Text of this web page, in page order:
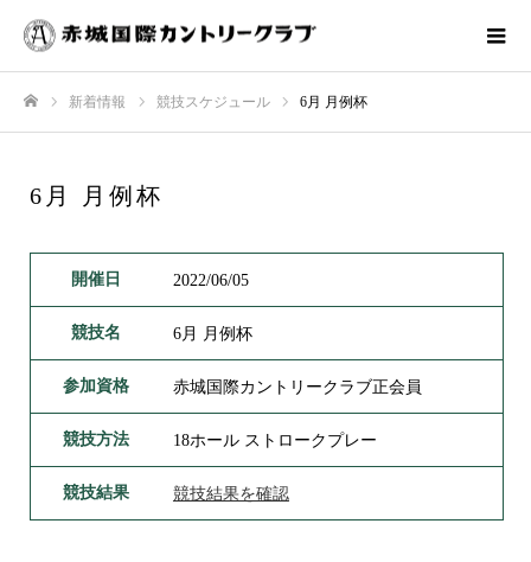
新着情報 競技スケジュール 6月 月例杯
6月 月例杯
開催日 2022/06/05
競技名 6月 月例杯
参加資格 赤城国際カントリークラブ正会員
競技方法 18ホール ストロークプレー
競技結果 競技結果を確認